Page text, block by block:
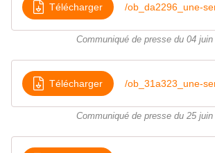
Télécharger
Communiqué de presse du 04 juin
Télécharger
Communiqué de presse du 25 juin